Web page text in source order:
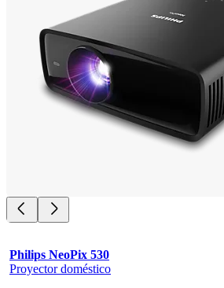
Philips NeoPix 530
Proyector doméstico